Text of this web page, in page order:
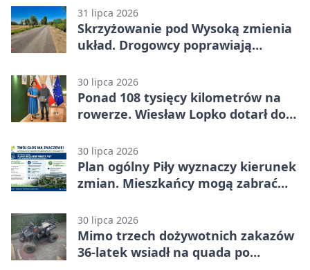
31 lipca 2026
Skrzyżowanie pod Wysoką zmienia
układ. Drogowcy poprawiają
30 lipca 2026
Ponad 108 tysięcy kilometrów na
rowerze. Wiesław Lopko dotarł do
30 lipca 2026
Plan ogólny Piły wyznaczy kierunek
zmian. Mieszkańcy mogą zabrać
30 lipca 2026
Mimo trzech dożywotnich zakazów
36-latek wsiadł na quada po